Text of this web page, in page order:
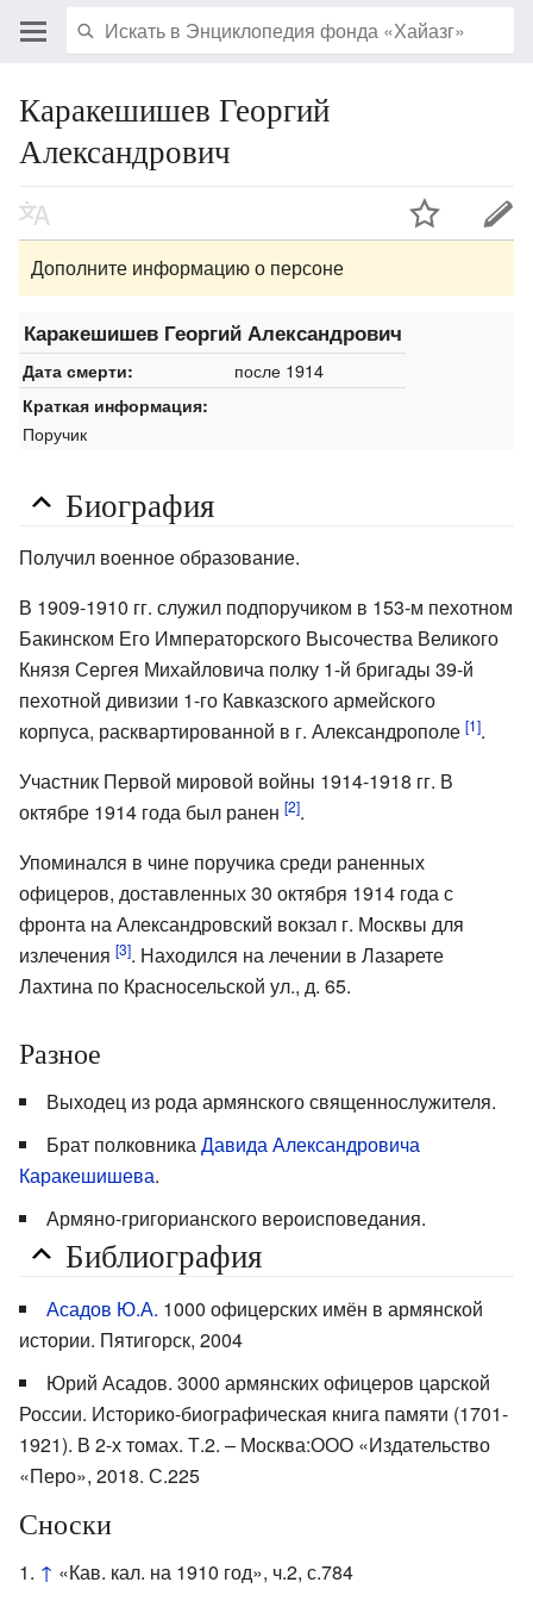
Каракешишев Георгий
Александрович
Дополните информацию о персоне
Каракешишев Георгий Александрович
Дата смерти: после 1914
Краткая информация:
Поручик
Биография
Получил военное образование.
В 1909-1910 гг. служил подпоручиком в 153-м пехотном
Бакинском Его Императорского Высочества Великого
Князя Сергея Михайловича полку 1-й бригады 39-й
пехотной дивизии 1-го Кавказского армейского
корпуса, расквартированной в г. Александрополе [1].
Участник Первой мировой войны 1914-1918 гг. В
октябре 1914 года был ранен [2].
Упоминался в чине поручика среди раненных
офицеров, доставленных 30 октября 1914 года с
фронта на Александровский вокзал г. Москвы для
излечения [3]. Находился на лечении в Лазарете
Лахтина по Красносельской ул., д. 65.
Разное
Выходец из рода армянского священнослужителя.
Брат полковникаДавида Александровича
Каракешишева.
Армяно-григорианского вероисповедания.
Библиография
Асадов Ю.А. 1000 офицерских имён в армянской
истории. Пятигорск, 2004
Юрий Асадов. 3000 армянских офицеров царской
России. Историко-биографическая книга памяти (1701-
1921). В 2-х томах. Т.2. – Москва:ООО «Издательство
«Перо», 2018. С.225
Сноски
↑ «Кав. кал. на 1910 год», ч.2, с.784